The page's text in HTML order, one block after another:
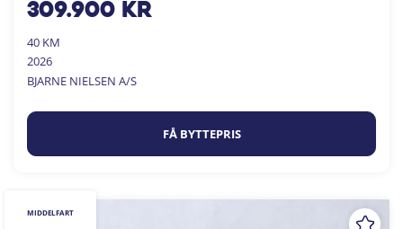
309.900kr
40 KM
2026
BJARNE NIELSEN A/S
FÅ BYTTEPRIS
MIDDELFART